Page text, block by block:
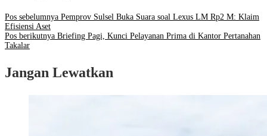
Pos sebelumnya Pemprov Sulsel Buka Suara soal Lexus LM Rp2 M: Klaim
Efisiensi Aset
Pos berikutnya Briefing Pagi, Kunci Pelayanan Prima di Kantor Pertanahan
Takalar
Jangan Lewatkan